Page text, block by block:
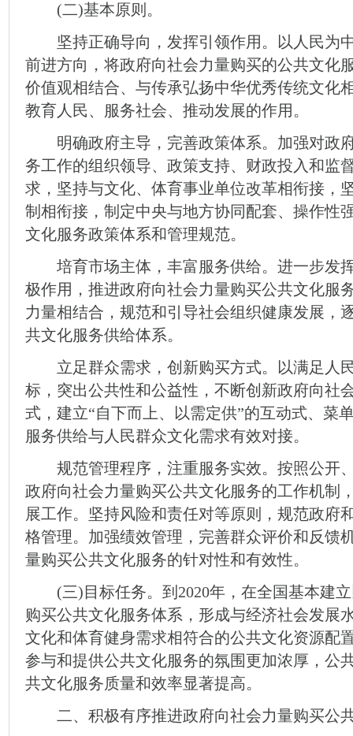
(二)基本原则。
坚持正确导向，发挥引领作用。以人民为
前进方向，将政府向社会力量购买的公共文化
价值观相结合、与传承弘扬中华优秀传统文化
教育人民、服务社会、推动发展的作用。
明确政府主导，完善政策体系。加强对政
务工作的组织领导、政策支持、财政投入和监
求，坚持与文化、体育事业单位改革相衔接，
制相衔接，制定中央与地方协同配套、操作性
文化服务政策体系和管理规范。
培育市场主体，丰富服务供给。进一步发
极作用，推进政府向社会力量购买公共文化服
力量相结合，规范和引导社会组织健康发展，
共文化服务供给体系。
立足群众需求，创新购买方式。以满足人
标，突出公共性和公益性，不断创新政府向社
式，建立“自下而上、以需定供”的互动式、菜
服务供给与人民群众文化需求有效对接。
规范管理程序，注重服务实效。按照公开
政府向社会力量购买公共文化服务的工作机制
展工作。坚持风险和责任对等原则，规范政府
格管理。加强绩效管理，完善群众评价和反馈
量购买公共文化服务的针对性和有效性。
(三)目标任务。到2020年，在全国基本建立
购买公共文化服务体系，形成与经济社会发展
文化和体育健身需求相符合的公共文化资源配
参与和提供公共文化服务的氛围更加浓厚，公
共文化服务质量和效率显著提高。
二、积极有序推进政府向社会力量购买公